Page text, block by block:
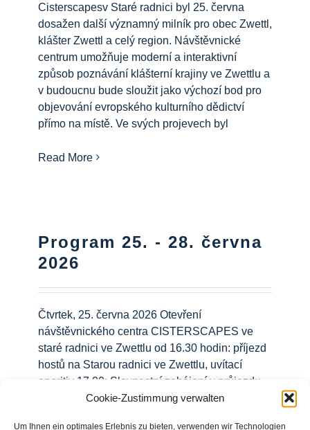
Cookie-Zustimmung verwalten
Um Ihnen ein optimales Erlebnis zu bieten, verwenden wir Technologien
Cisterscapesv Staré radnici byl 25. června
dosažen další významný milník pro obec Zwettl,
klášter Zwettl a celý region. Návštěvnické
centrum umožňuje moderní a interaktivní
způsob poznávání klášterní krajiny ve Zwettlu a
v budoucnu bude sloužit jako výchozí bod pro
objevování evropského kulturního dědictví
přímo na místě. Ve svých projevech byl
Read More
Program 25. - 28. června
2026
Čtvrtek, 25. června 2026 Otevření
návštěvnického centra CISTERSCAPES ve
staré radnici ve Zwettlu od 16.30 hodin: příjezd
hostů na Starou radnici ve Zwettlu, uvítací
aperitiv 17.00: Slavnostní zahájení v průjezdu
Staré radnice, projevy s hudebním doprovodem